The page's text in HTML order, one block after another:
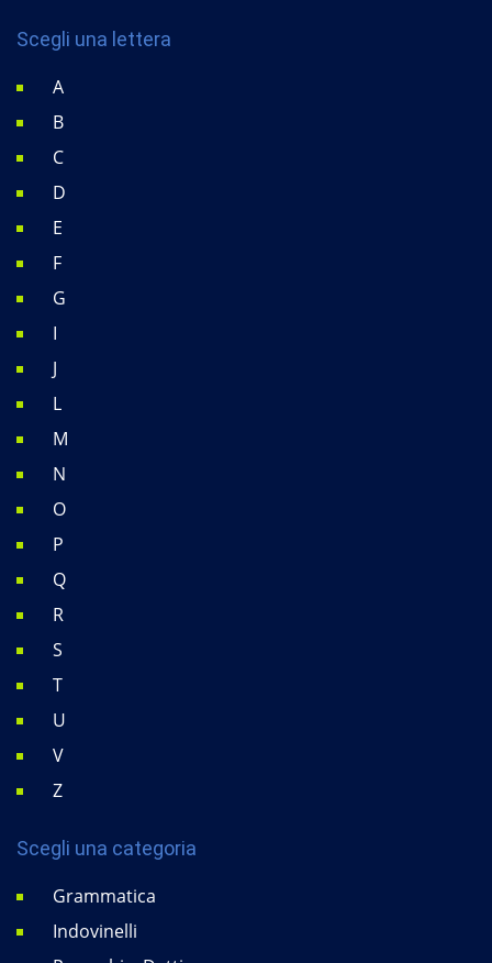
Scegli una lettera
A
B
C
D
E
F
G
I
J
L
M
N
O
P
Q
R
S
T
U
V
Z
Scegli una categoria
Grammatica
Indovinelli